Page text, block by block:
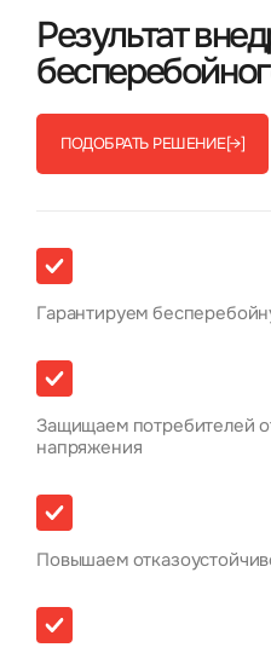
Результат
ПОДОБРАТЬ РЕШЕНИЕ[→]
Гарантируем
Защищаем потребителей
напряжения
Повышаем